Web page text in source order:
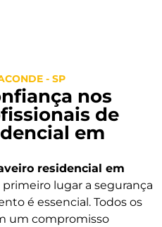
- SP
nos
de
em
residencial em
primeiro lugar a segurança
é essencial. Todos os
um compromisso